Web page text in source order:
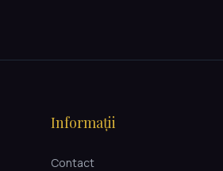
Informații
Contact